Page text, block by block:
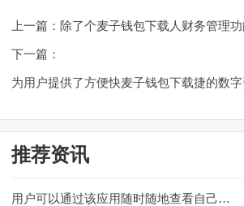
上一篇： 除了个麦子钱包下载人财务管理
下一篇：
为用户提供了方便快麦子钱包下载捷的数
推荐资讯
用户可以通过该应用随时随地查看自己的资产麦子钱包下载状况